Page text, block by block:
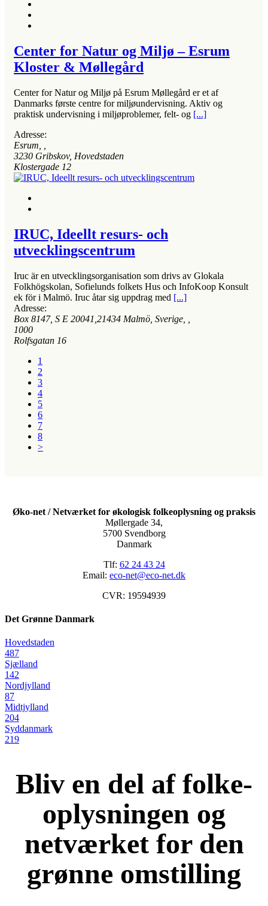
Center for Natur og Miljø – Esrum
Kloster & Møllegård
Center for Natur og Miljø på Esrum Møllegård er et af
Danmarks første centre for miljøundervisning. Aktiv og
praktisk undervisning i miljøproblemer, felt- og [...]
Adresse:
Esrum
3230 Gribskov, Hovedstaden
Klostergade 12
IRUC, Ideellt resurs- och
utvecklingscentrum
Iruc är en utvecklingsorganisation som drivs av Glokala
Folkhögskolan, Sofielunds folkets Hus och InfoKoop Konsult
ek för i Malmö. Iruc åtar sig uppdrag med [...]
Adresse:
Box 8147, S E 20041,21434 Malmö, Sverige
1000
Rolfsgatan 16
1
2
3
4
5
6
7
8
>
Øko-net / Netværket for økologisk folkeoplysning og praksis
Møllergade 34,
5700 Svendborg
Danmark
Tlf: 62 24 43 24
Email: eco-net@eco-net.dk
CVR: 19594939
Det Grønne Danmark
Hovedstaden
487
Sjælland
142
Nordjylland
87
Midtjylland
204
Syddanmark
219
Bliv en del af folke-
oplysningen og
netværket for den
grønne omstilling